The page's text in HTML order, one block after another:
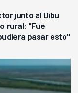
junto al Dibu
rural: "Fue
pasar esto"